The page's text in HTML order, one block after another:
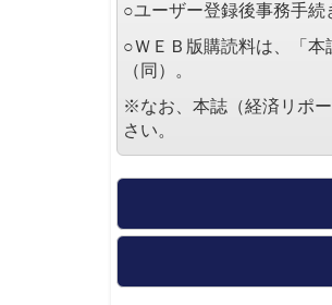
○ユーザー登録後事務手続
○ＷＥＢ版購読料は、「本
（同）。
※なお、本誌（経済リポ
さい。